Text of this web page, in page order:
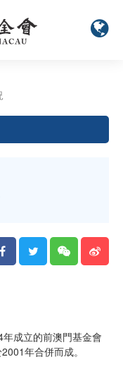
成立的前澳門基金會
年合併而成。